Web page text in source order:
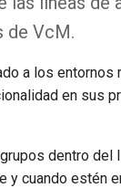
de VcM.
a los
en sus
dentro
cuando estén